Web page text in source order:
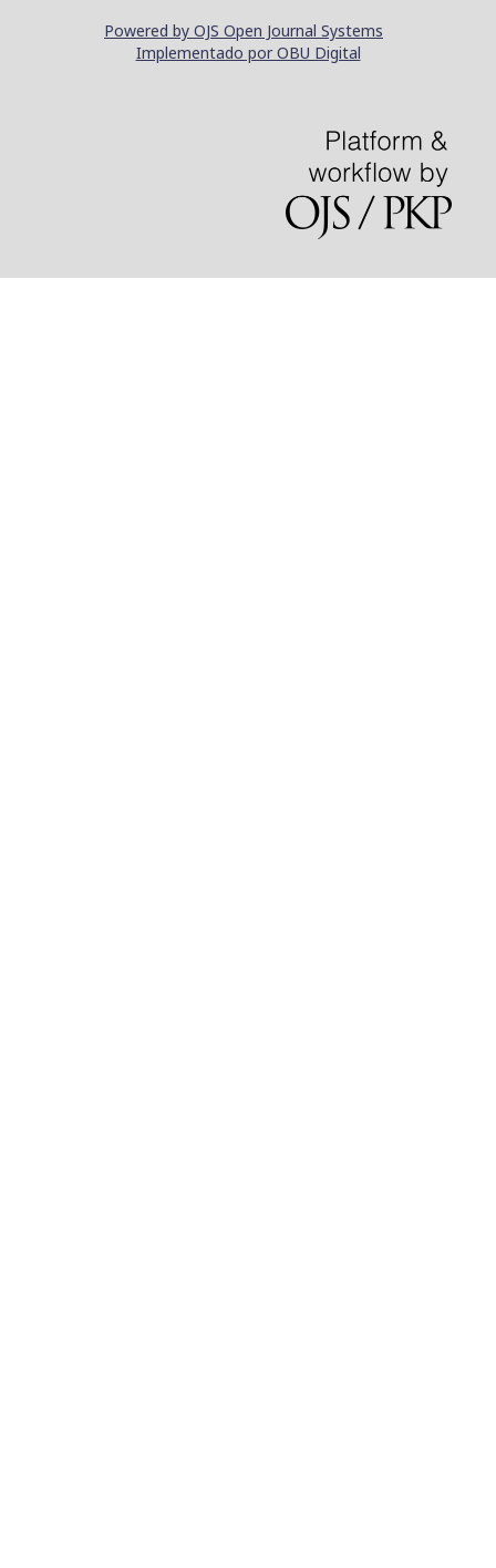
Powered by OJS Open Journal Systems
Implementado por OBU Digital